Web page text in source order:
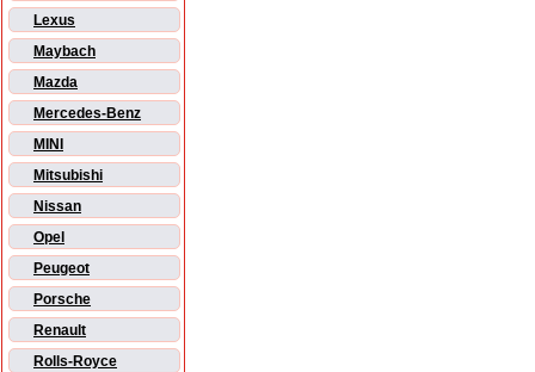
Lexus
Maybach
Mazda
Mercedes-Benz
MINI
Mitsubishi
Nissan
Opel
Peugeot
Porsche
Renault
Rolls-Royce